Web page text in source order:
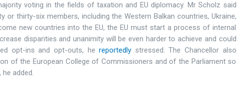
voting in the fields of taxation and EU diplomacy. Mr Scholz said
or thirty-six members, including the Western Balkan countries, Ukraine,
new countries into the EU, the EU must start a process of internal
disparities and unanimity will be even harder to achieve and could
opt-ins and opt-outs, hereportedly stressed. The Chancellor also
of the European College of Commissioners and of the Parliament so
added.